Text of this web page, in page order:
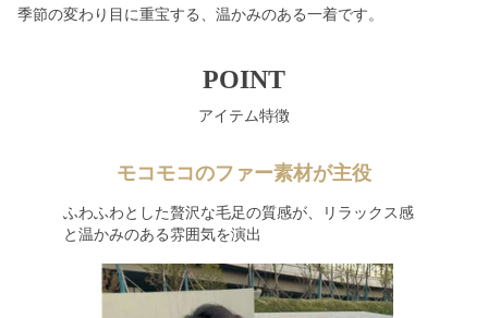
季節の変わり目に重宝する、温かみのある一着です。
POINT
アイテム特徴
モコモコのファー素材が主役
ふわふわとした贅沢な毛足の質感が、リラックス感
と温かみのある雰囲気を演出